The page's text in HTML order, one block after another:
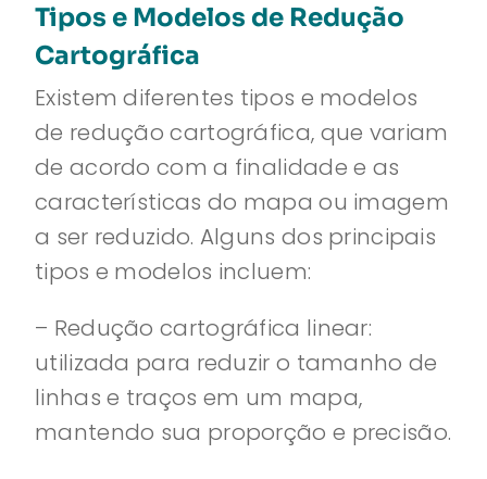
Tipos e Modelos de Redução
Cartográfica
Existem diferentes tipos e modelos
de redução cartográfica, que variam
de acordo com a finalidade e as
características do mapa ou imagem
a ser reduzido. Alguns dos principais
tipos e modelos incluem:
– Redução cartográfica linear:
utilizada para reduzir o tamanho de
linhas e traços em um mapa,
mantendo sua proporção e precisão.